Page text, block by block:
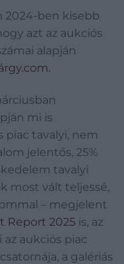
2024-ben kisebb
azt az aukciós
alapján
.
mi is
piac tavalyi, nem
jelentős, 25%
tavalyi
most vált teljessé,
– megjelent
Report 2025 is, az
aukciós piac
a galériás